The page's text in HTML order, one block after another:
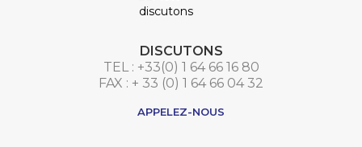
DISCUTONS
TEL : +33(0) 1 64 66 16 80
FAX : + 33 (0) 1 64 66 04 32
APPELEZ-NOUS